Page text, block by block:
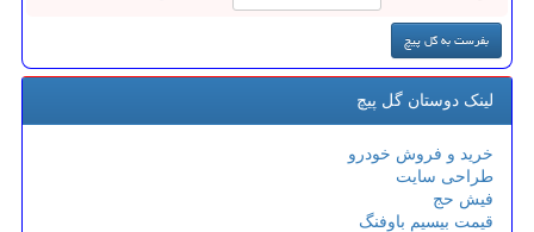
لینک دوستان گل پیچ
خرید و فروش خودرو
طراحی سایت
فیش حج
قیمت بیسیم باوفنگ